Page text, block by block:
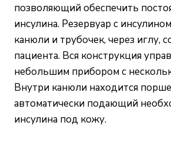
позволяющий обеспечить
инсулина. Резервуар с
канюли и трубочек, через иглу,
пациента. Вся конструкция
небольшим прибором с
Внутри канюли находится
автоматически подающий
инсулина под кожу.